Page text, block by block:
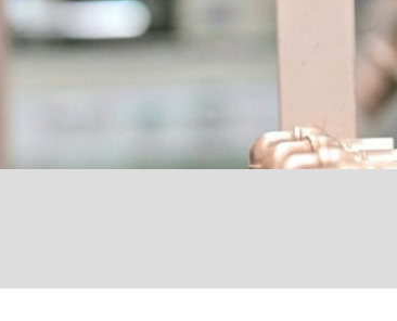
のまま解散」WBC日本代表“敗戦”の真実 選手が明かす...